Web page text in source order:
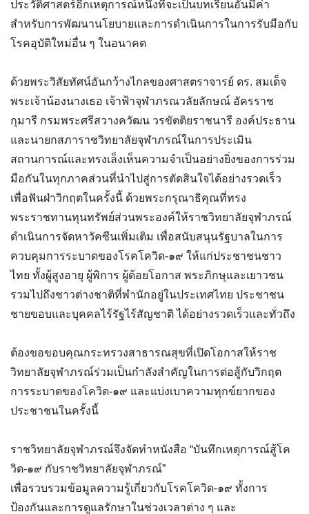
ประวัติศาสตร์อีกเหตุการณ์หนึ่งที่จะเป็นบทเรียนอันมีค่า
สำหรับการพัฒนานโยบายและการดำเนินการในการรับมือกับ
โรคอุบัติใหม่อื่น ๆ ในอนาคต
ด้วยพระวิสัยทัศน์อันกว้างไกลของศาสตราจารย์ ดร. สมเด็จ
พระเจ้าน้องนางเธอ เจ้าฟ้าจุฬาภรณวลัยลักษณ์ อัครราช
กุมารี กรมพระศรีสวางควัฒน วรขัตติยราชนารี องค์ประธาน
และนายกสภาราชวิทยาลัยจุฬาภรณ์ในการประเมิน
สถานการณ์และทรงเล็งเห็นความจำเป็นอย่างยิ่งของการร่วม
มือกันในทุกภาคส่วนที่นำไปสู่การตัดสินใจได้อย่างรวดเร็ว
เพื่อฟันฝ่าวิกฤตในครั้งนี้ ด้วยพระกรุณาธิคุณที่ทรง
พระราชทานทุนทรัพย์ส่วนพระองค์ให้ราชวิทยาลัยจุฬาภรณ์
ดำเนินการจัดหาวัคซีนเพิ่มเติม เพื่อสนับสนุนรัฐบาลในการ
ควบคุมการระบาดของโรคโควิด-๑๙ ให้แก่ประชาชนชาว
ไทย ทั้งผู้สูงอายุ ผู้พิการ ผู้ด้อยโอกาส พระภิกษุและเยาวชน
รวมไปถึงชาวต่างชาติที่พำนักอยู่ในประเทศไทย ประชาชน
ชายขอบและบุคคลไร้รัฐไร้สัญชาติ ได้อย่างรวดเร็วและทั่วถึง
ต้องขอขอบคุณกระทรวงสาธารณสุขที่เปิดโอกาสให้ราช
วิทยาลัยจุฬาภรณ์ร่วมเป็นกำลังสำคัญในการต่อสู้กับวิกฤต
การระบาดของโควิด-๑๙ และแบ่งเบาความทุกข์ยากของ
ประชาชนในครั้งนี้
ราชวิทยาลัยจุฬาภรณ์จึงจัดทำหนังสือ “บันทึกเหตุการณ์สู้โค
วิด-๑๙ กับราชวิทยาลัยจุฬาภรณ์”
เพื่อรวบรวมข้อมูลความรู้เกี่ยวกับโรคโควิด-๑๙ ทั้งการ
ป้องกันและการดูแลรักษาในช่วงเวลาต่าง ๆ และ